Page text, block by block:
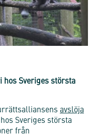
hos Sveriges största
avslöja
hos Sveriges största
från